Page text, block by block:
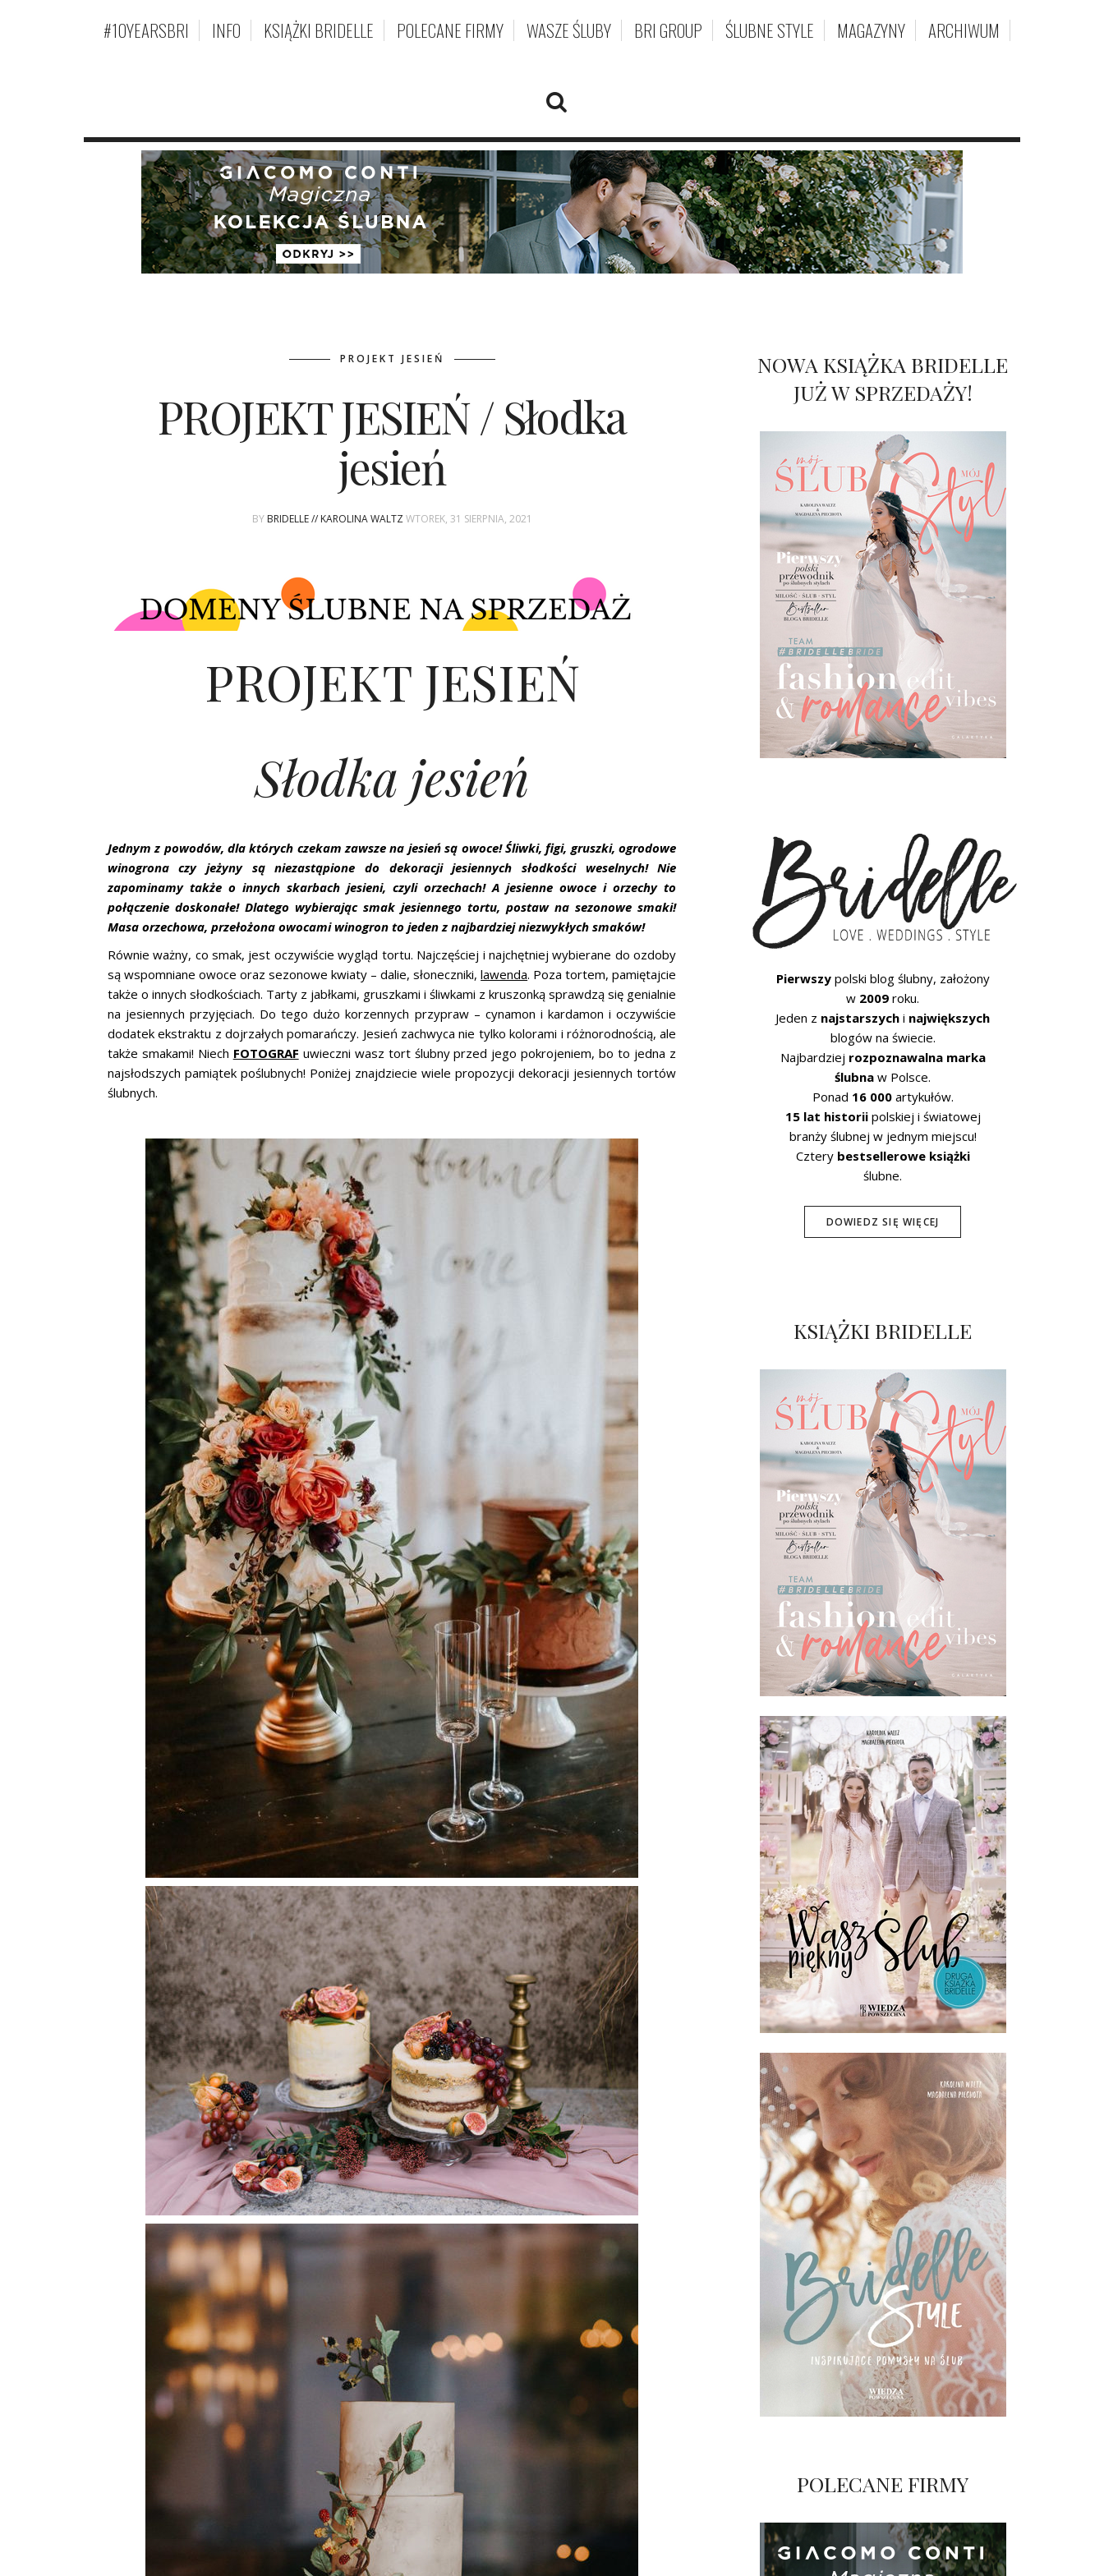
#10YEARSBRI INFO KSIĄŻKI BRIDELLE POLECANE FIRMY WASZE ŚLUBY BRI GROUP ŚLUBNE STYLE MAGAZYNY ARCHIWUM
PROJEKT JESIEŃ
PROJEKT JESIEŃ / Słodka
jesień
BY BRIDELLE // KAROLINA WALTZ WTOREK, 31 SIERPNIA, 2021
PROJEKT JESIEŃ
Słodka jesień
Jednym z powodów, dla których czekam zawsze na jesień są owoce! Śliwki, figi, gruszki, ogrodowe
winogrona czy jeżyny są niezastąpione do dekoracji jesiennych słodkości weselnych! Nie
zapominamy także o innych skarbach jesieni, czyli orzechach! A jesienne owoce i orzechy to
połączenie doskonałe! Dlatego wybierając smak jesiennego tortu, postaw na sezonowe smaki!
Masa orzechowa, przełożona owocami winogron to jeden z najbardziej niezwykłych smaków!
Równie ważny, co smak, jest oczywiście wygląd tortu. Najczęściej i najchętniej wybierane do ozdoby
są wspomniane owoce oraz sezonowe kwiaty – dalie, słoneczniki,lawenda. Poza tortem, pamiętajcie
także o innych słodkościach. Tarty z jabłkami, gruszkami i śliwkami z kruszonką sprawdzą się genialnie
na jesiennych przyjęciach. Do tego dużo korzennych przypraw – cynamon i kardamon i oczywiście
dodatek ekstraktu z dojrzałych pomarańczy. Jesień zachwyca nie tylko kolorami i różnorodnością, ale
także smakami! Niech FOTOGRAF uwieczni wasz tort ślubny przed jego pokrojeniem, bo to jedna z
najsłodszych pamiątek poślubnych! Poniżej znajdziecie wiele propozycji dekoracji jesiennych tortów
ślubnych.
NOWA KSIĄŻKA BRIDELLE
JUŻ W SPRZEDAŻY!
Pierwszypolski blog ślubny, założony
w 2009 roku.
Jeden z najstarszych i największych
blogów na świecie.
Najbardziej rozpoznawalna marka
ślubna w Polsce.
Ponad 16 000artykułów.
15 lat historiipolskiej i światowej
branży ślubnej w jednym miejscu!
Cztery bestsellerowe książki
ślubne.
DOWIEDZ SIĘ WIĘCEJ
KSIĄŻKI BRIDELLE
POLECANE FIRMY